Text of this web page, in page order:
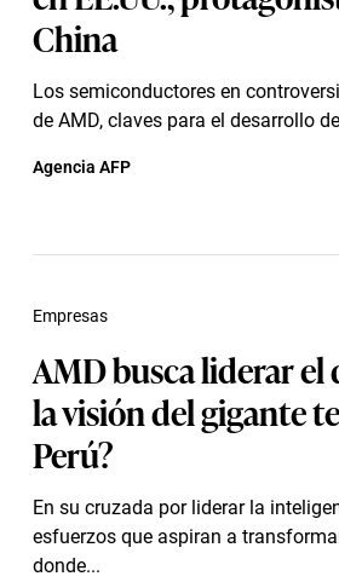
China
Los semiconductores en
de AMD, claves para el desarrollo
Agencia AFP
AMD busca liderar el
la visión del gigante
Perú?
En su cruzada por liderar la
esfuerzos que aspiran a
donde...
Empresas